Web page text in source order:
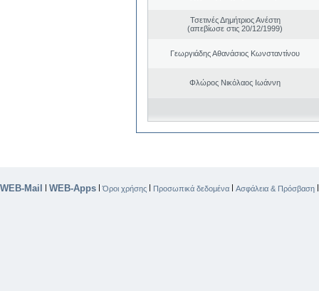
Τσετινές Δημήτριος Ανέστη
(απεβίωσε στις 20/12/1999)
Γεωργιάδης Αθανάσιος Κωνσταντίνου
Φλώρος Νικόλαος Ιωάννη
WEB-Mail | WEB-Apps |Όροι χρήσης | Προσωπικά δεδομένα | Ασφάλεια & Πρόσβαση